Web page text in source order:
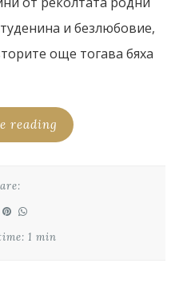
и безлюбовие,
още тогава бяха
reading
1 min